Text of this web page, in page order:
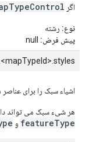
اگر
نوع: رشته
پیش فرض:
اشیاء سبک را برای
هر شیء سبک می تواند دارای 1 تا 3 ویژگی
featureType و